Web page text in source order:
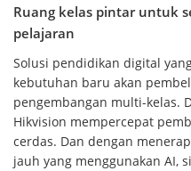
Ruang kelas pintar untuk
pelajaran
Solusi pendidikan digital
kebutuhan baru akan
pengembangan multi-kelas.
Hikvision mempercepat
cerdas. Dan dengan
jauh yang menggunakan AI,